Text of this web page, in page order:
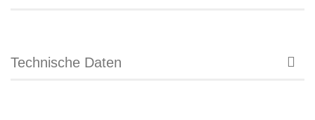
Technische Daten